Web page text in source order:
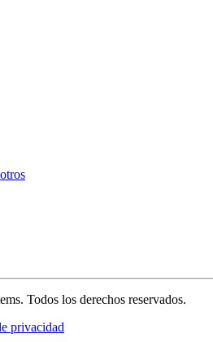
Todos los derechos reservados.
privacidad